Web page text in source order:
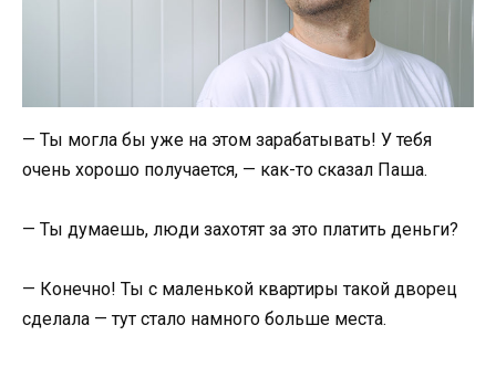
— Ты могла бы уже на этом зарабатывать! У тебя
очень хорошо получается, — как-то сказал Паша.
— Ты думаешь, люди захотят за это платить деньги?
— Конечно! Ты с маленькой квартиры такой дворец
сделала — тут стало намного больше места.